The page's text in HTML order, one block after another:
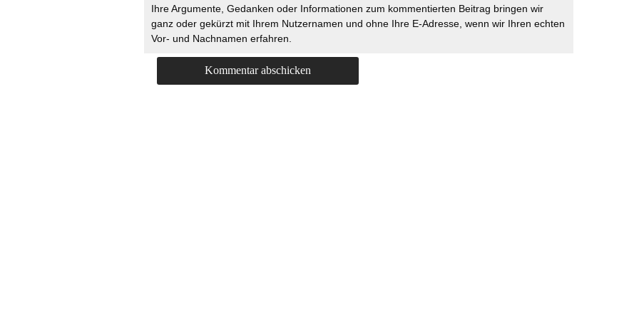
Ihre Argumente, Gedanken oder Informationen zum kommentierten Beitrag bringen wir
ganz oder gekürzt mit Ihrem Nutzernamen und ohne Ihre E-Adresse, wenn wir Ihren echten
Vor- und Nachnamen erfahren.